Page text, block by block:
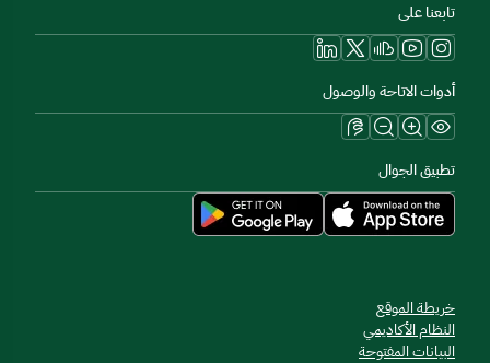
تابعنا على
أدوات الاتاحة والوصول
تطبيق الجوال
خريطة الموقع
النظام الأكاديمي
البيانات المفتوحة